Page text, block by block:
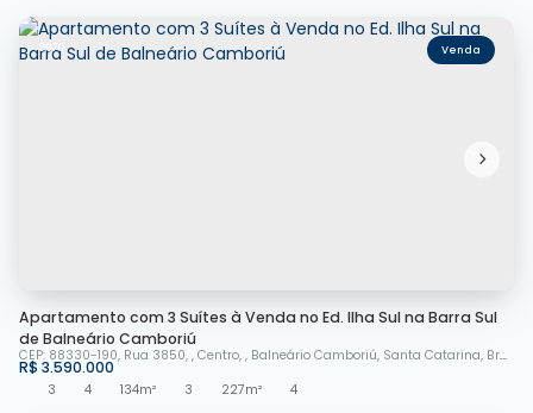
3970
Apartamento com 3 Suítes à Venda no Ed. Ilha Sul na Barra Sul
de Balneário Camboriú
R$ 3.590.000
CEP: 88330-190, Rua 3850 , Centro , Balneário Camboriú, Santa Catarina, Brasil
3
4 134m² 3 227m² 4